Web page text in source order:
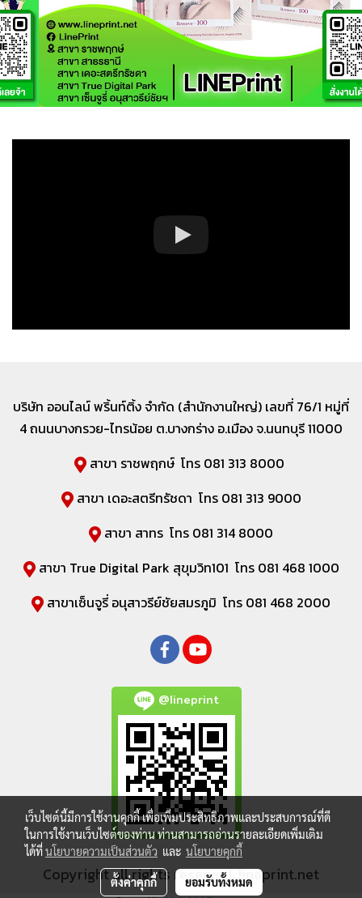
บริษัท ออนไลน์ พริ้นท์ติ้ง จำกัด (สำนักงานใหญ่) เลขที่ 76/1 หมู่ที่
4 ถนนบางกรวย-ไทรน้อย ต.บางกร่าง อ.เมือง จ.นนทบุรี 11000
สาขา ราชพฤกษ์ โทร 081 313 8000
สาขา เดอะสตรีทรัชดา โทร 081 313 9000
สาขา สาทร โทร 081 314 8000
สาขา True Digital Park สุขุมวิท101 โทร 081 468 1000
สาขาเซ็นจูรี่ อนุสาวรีย์ชัยสมรภูมิ โทร 081 468 2000
@lineprint
Copyright all rights reserved. lineprint.net
เว็บไซต์นี้มีการใช้งานคุกกี้ เพื่อเพิ่มประสิทธิภาพและประสบการณ์ที่ดี
ในการใช้งานเว็บไซต์ของท่าน ท่านสามารถอ่านรายละเอียดเพิ่มเติม
ได้ที่นโยบายความเป็นส่วนตัว และ นโยบายคุกกี้
ตั้งค่าคุกกี้ ยอมรับทั้งหมด